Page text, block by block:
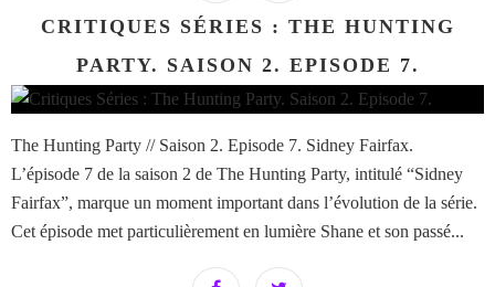
CRITIQUES SÉRIES : THE HUNTING
PARTY. SAISON 2. EPISODE 7.
The Hunting Party // Saison 2. Episode 7. Sidney Fairfax.
L’épisode 7 de la saison 2 de The Hunting Party, intitulé “Sidney
Fairfax”, marque un moment important dans l’évolution de la série.
Cet épisode met particulièrement en lumière Shane et son passé...